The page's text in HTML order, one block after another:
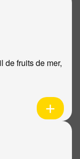
de fruits de mer,